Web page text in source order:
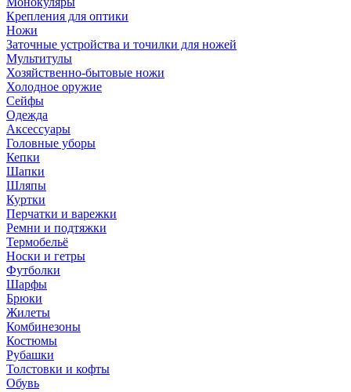
Крепления для оптики
Ножи
Заточные устройства и точилки для ножей
Мультитулы
Хозяйственно-бытовые ножи
Холодное оружие
Сейфы
Одежда
Аксессуары
Головные уборы
Кепки
Шапки
Шляпы
Куртки
Перчатки и варежки
Ремни и подтяжки
Термобельё
Носки и гетры
Футболки
Шарфы
Брюки
Жилеты
Комбинезоны
Костюмы
Рубашки
Толстовки и кофты
Обувь